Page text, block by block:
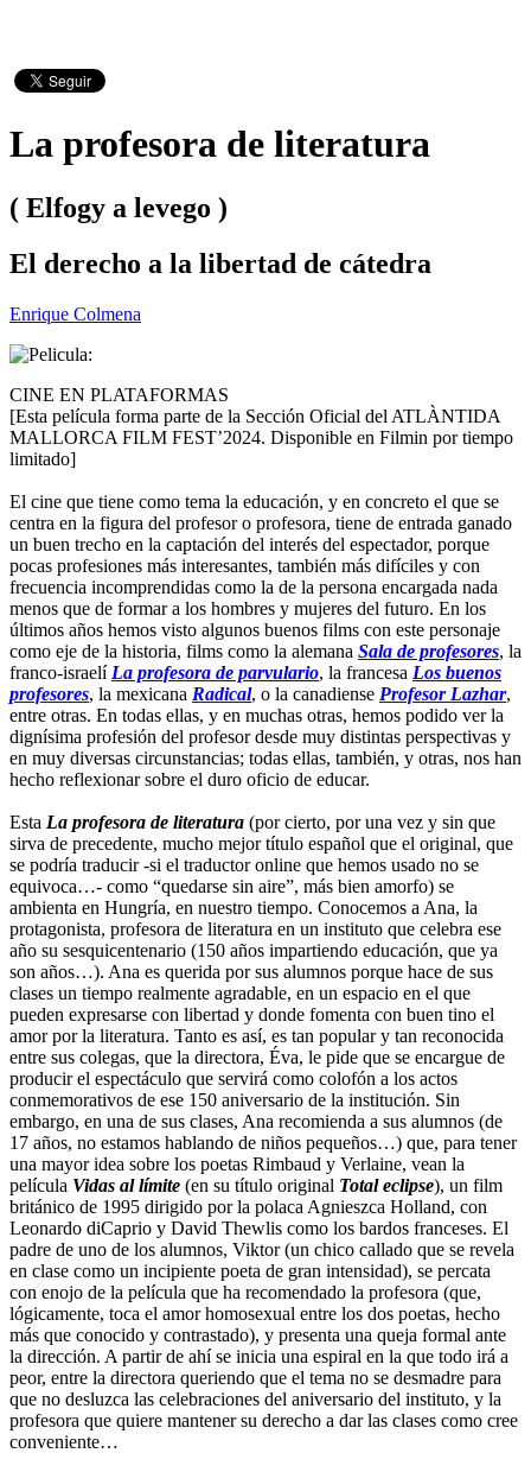
La profesora de literatura
( Elfogy a levego )
El derecho a la libertad de cátedra
Enrique Colmena
CINE EN PLATAFORMAS
[Esta película forma parte de la Sección Oficial del ATLÀNTIDA
MALLORCA FILM FEST’2024. Disponible en Filmin por tiempo
limitado]
El cine que tiene como tema la educación, y en concreto el que se
centra en la figura del profesor o profesora, tiene de entrada ganado
un buen trecho en la captación del interés del espectador, porque
pocas profesiones más interesantes, también más difíciles y con
frecuencia incomprendidas como la de la persona encargada nada
menos que de formar a los hombres y mujeres del futuro. En los
últimos años hemos visto algunos buenos films con este personaje
como eje de la historia, films como la alemana Sala de profesores, la
franco-israelí La profesora de parvulario, la francesa Los buenos
profesores, la mexicana Radical, o la canadiense Profesor Lazhar,
entre otras. En todas ellas, y en muchas otras, hemos podido ver la
dignísima profesión del profesor desde muy distintas perspectivas y
en muy diversas circunstancias; todas ellas, también, y otras, nos han
hecho reflexionar sobre el duro oficio de educar.
Esta La profesora de literatura (por cierto, por una vez y sin que
sirva de precedente, mucho mejor título español que el original, que
se podría traducir -si el traductor online que hemos usado no se
equivoca…- como “quedarse sin aire”, más bien amorfo) se
ambienta en Hungría, en nuestro tiempo. Conocemos a Ana, la
protagonista, profesora de literatura en un instituto que celebra ese
año su sesquicentenario (150 años impartiendo educación, que ya
son años…). Ana es querida por sus alumnos porque hace de sus
clases un tiempo realmente agradable, en un espacio en el que
pueden expresarse con libertad y donde fomenta con buen tino el
amor por la literatura. Tanto es así, es tan popular y tan reconocida
entre sus colegas, que la directora, Éva, le pide que se encargue de
producir el espectáculo que servirá como colofón a los actos
conmemorativos de ese 150 aniversario de la institución. Sin
embargo, en una de sus clases, Ana recomienda a sus alumnos (de
17 años, no estamos hablando de niños pequeños…) que, para tener
una mayor idea sobre los poetas Rimbaud y Verlaine, vean la
película Vidas al límite (en su título original Total eclipse), un film
británico de 1995 dirigido por la polaca Agnieszca Holland, con
Leonardo diCaprio y David Thewlis como los bardos franceses. El
padre de uno de los alumnos, Viktor (un chico callado que se revela
en clase como un incipiente poeta de gran intensidad), se percata
con enojo de la película que ha recomendado la profesora (que,
lógicamente, toca el amor homosexual entre los dos poetas, hecho
más que conocido y contrastado), y presenta una queja formal ante
la dirección. A partir de ahí se inicia una espiral en la que todo irá a
peor, entre la directora queriendo que el tema no se desmadre para
que no desluzca las celebraciones del aniversario del instituto, y la
profesora que quiere mantener su derecho a dar las clases como cree
conveniente…